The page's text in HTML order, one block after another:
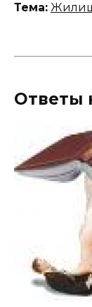
Тема:
Ответы